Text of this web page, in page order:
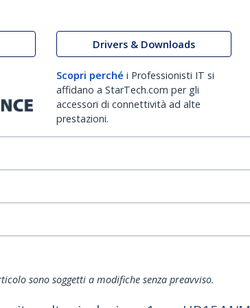
Drivers & Downloads
Scopri perché i Professionisti IT si
affidano a StarTech.com per gli
accessori di connettività ad alte
prestazioni.
sono soggetti a modifiche senza preavviso.